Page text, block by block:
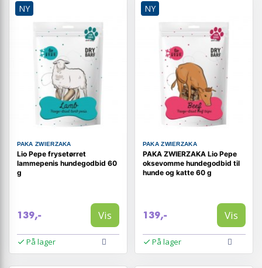
NY
PAKA ZWIERZAKA
Lio Pepe frysetørret
lammepenis hundegodbid 60
g
139,- Vis
På lager
NY
PAKA ZWIERZAKA
PAKA ZWIERZAKA Lio Pepe
oksevomme hundegodbid til
hunde og katte 60 g
139,- Vis
På lager